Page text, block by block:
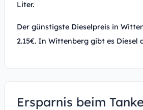
Liter.
Der günstigste Dieselpreis in
2.15€. In Wittenberg gibt es Diesel
Ersparnis beim